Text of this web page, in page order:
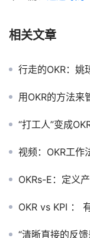
相关文章
行走的OKR：姚
用OKR的方法来
“打工人”变成
视频：OKR工作
OKRs-E：定义
OKR vs KPI ：
“清晰直接的反